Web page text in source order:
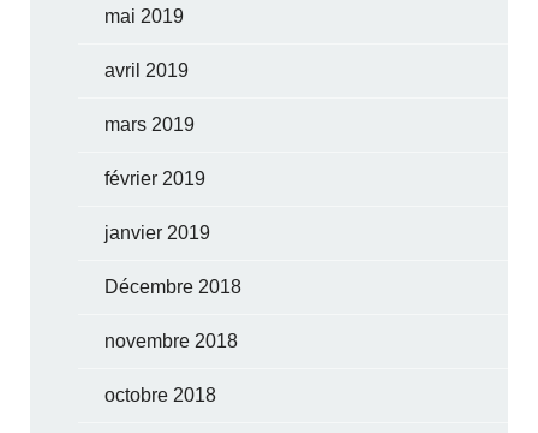
mai 2019
avril 2019
mars 2019
février 2019
janvier 2019
Décembre 2018
novembre 2018
octobre 2018